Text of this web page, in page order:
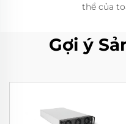
thể của
Gợi ý